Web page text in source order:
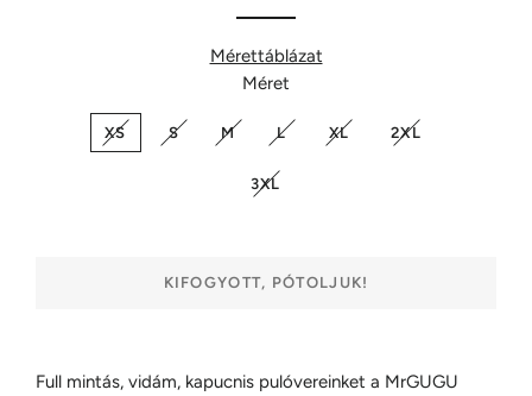
Mérettáblázat
Méret
XS S M L XL 2XL
3XL
KIFOGYOTT, PÓTOLJUK!
Full mintás, vidám, kapucnis pulóvereinket a MrGUGU